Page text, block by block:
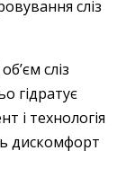
сліз
сліз
гідратує
і технологія
дискомфорт